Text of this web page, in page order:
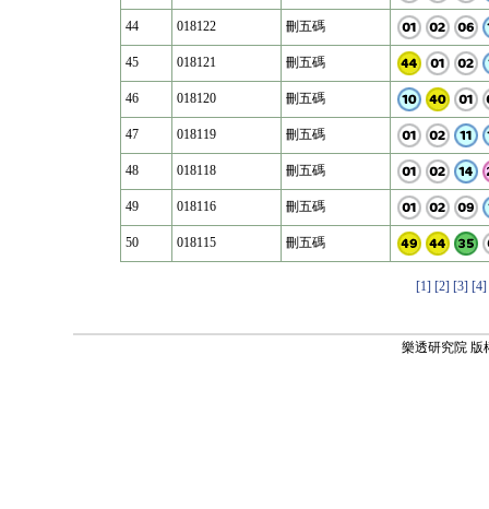
44 018122 刪五碼
45 018121 刪五碼
46 018120 刪五碼
47 018119 刪五碼
48 018118 刪五碼
49 018116 刪五碼
50 018115 刪五碼
[1] [2] [3] [4]
樂透研究院 版